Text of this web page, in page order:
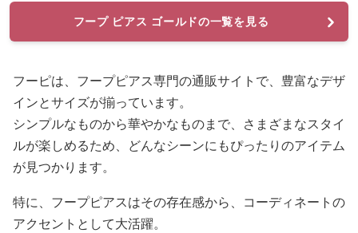
フープ ピアス ゴールドの一覧を見る
フーピは、フープピアス専門の通販サイトで、豊富なデザ
インとサイズが揃っています。
シンプルなものから華やかなものまで、さまざまなスタイ
ルが楽しめるため、どんなシーンにもぴったりのアイテム
が見つかります。
特に、フープピアスはその存在感から、コーディネートの
アクセントとして大活躍。